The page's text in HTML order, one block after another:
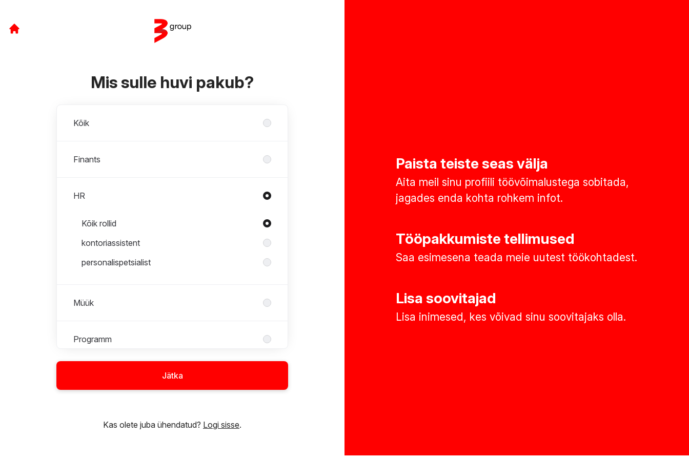
Mis sulle huvi pakub?
Kõik
Finants
HR
Rollid osakonnas HR
Kõik rollid
kontoriassistent
personalispetsialist
Müük
Programm
Jätka
Kas olete juba ühendatud? Logi sisse.
Paista teiste seas välja
Aita meil sinu profiili töövõimalustega sobitada,
jagades enda kohta rohkem infot.
Tööpakkumiste tellimused
Saa esimesena teada meie uutest töökohtadest.
Lisa soovitajad
Lisa inimesed, kes võivad sinu soovitajaks olla.